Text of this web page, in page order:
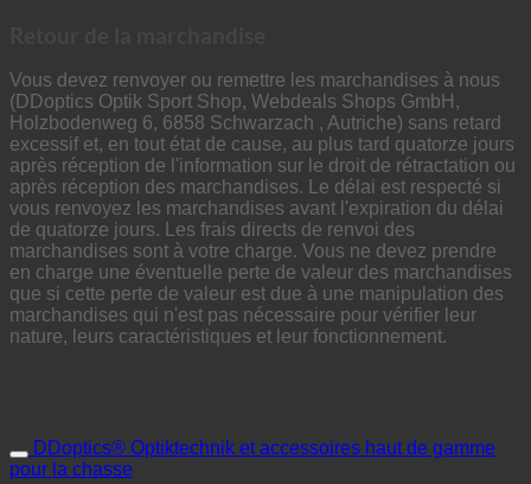
Vous devez renvoyer ou remettre les marchandises à nous
(DDoptics Optik Sport Shop, Webdeals Shops GmbH,
Holzbodenweg 6, 6858 Schwarzach , Autriche) sans retard
excessif et, en tout état de cause, au plus tard quatorze jours
après réception de l'information sur le droit de rétractation ou
après réception des marchandises. Le délai est respecté si
vous renvoyez les marchandises avant l'expiration du délai
de quatorze jours. Les frais directs de renvoi des
marchandises sont à votre charge. Vous ne devez prendre
en charge une éventuelle perte de valeur des marchandises
que si cette perte de valeur est due à une manipulation des
marchandises qui n'est pas nécessaire pour vérifier leur
nature, leurs caractéristiques et leur fonctionnement.
DDoptics® Optiktechnik et accessoires haut de gamme
pour la chasse